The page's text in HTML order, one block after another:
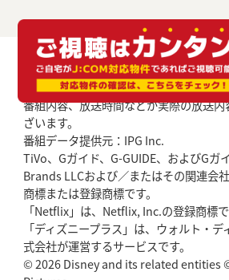
番組内容、放送時間などが実際の放送
ざいます。
番組データ提供元：IPG Inc.
TiVo、Gガイド、G-GUIDE、およびGガ
Brands LLCおよび／またはその関連会
商標または登録商標です。
「Netflix」は、Netflix, Inc.の登録商標で
「ディズニープラス」は、ウォルト・
式会社が運営するサービスです。
© 2026 Disney and its related entities